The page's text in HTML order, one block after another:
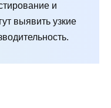
и
выявить узкие